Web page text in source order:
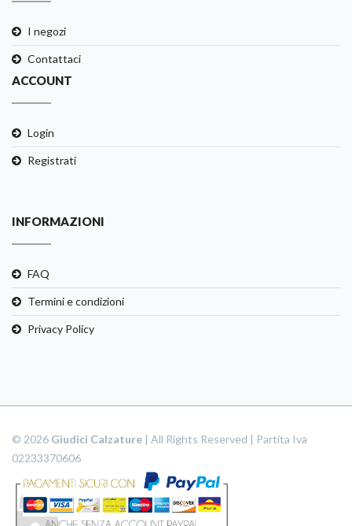
I negozi
Contattaci
ACCOUNT
Login
Registrati
INFORMAZIONI
FAQ
Termini e condizioni
Privacy Policy
© 2026 Giudici Calzature | All Rights Reserved | Partita Iva
02233370606